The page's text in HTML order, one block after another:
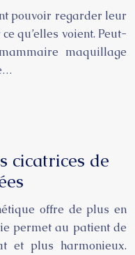
pouvoir regarder leur
qu’elles voient. Peut-
maquillage
cicatrices de
offre de plus en
permet au patient de
et plus harmonieux.